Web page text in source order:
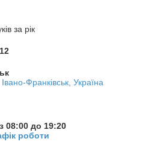
за рік
Франківськ, Україна
08:00 до 19:20
роботи